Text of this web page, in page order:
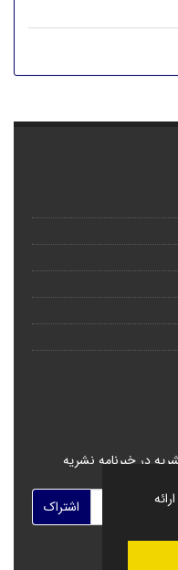
در خبرنامه نشریه
اشتراک